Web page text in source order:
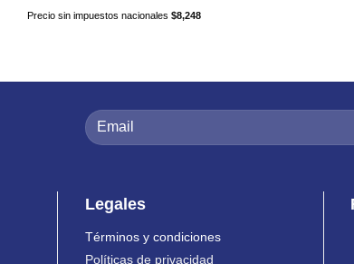
Precio sin impuestos nacionales$8,248
Legales
Términos y condiciones
Políticas de privacidad